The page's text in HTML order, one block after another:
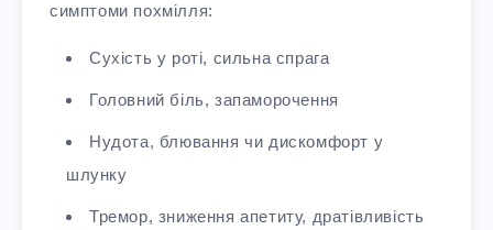
симптоми похмілля:
Сухість у роті, сильна спрага
Головний біль, запаморочення
Нудота, блювання чи дискомфорт у
шлунку
Тремор, зниження апетиту, дратівливість